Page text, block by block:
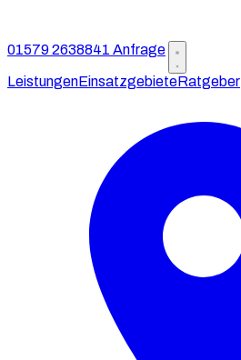
01579 2638841 Anfrage
LeistungenEinsatzgebieteRatgeber